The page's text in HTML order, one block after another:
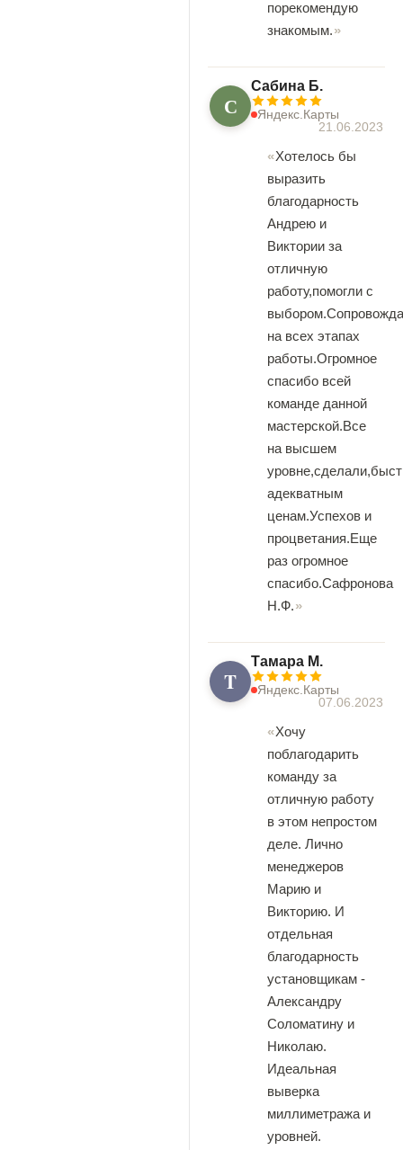
порекомендую
знакомым.
С
Сабина Б.
Яндекс.Карты
21.06.2023
Хотелось бы
выразить
благодарность
Андрею и
Виктории за
отличную
работу,помогли с
на всех этапах
работы.Огромное
спасибо всей
команде данной
мастерской.Все
на высшем
адекватным
ценам.Успехов и
процветания.Еще
раз огромное
спасибо.Сафронова
Н.Ф.
T
Tамара М.
Яндекс.Карты
07.06.2023
Хочу
поблагодарить
команду за
отличную работу
в этом непростом
деле. Лично
менеджеров
Марию и
Викторию. И
отдельная
благодарность
установщикам -
Александру
Соломатину и
Николаю.
Идеальная
выверка
миллиметража и
уровней.